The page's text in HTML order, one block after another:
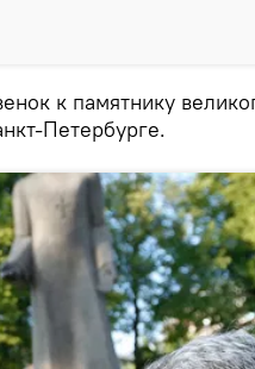
к памятнику
Петербурге.